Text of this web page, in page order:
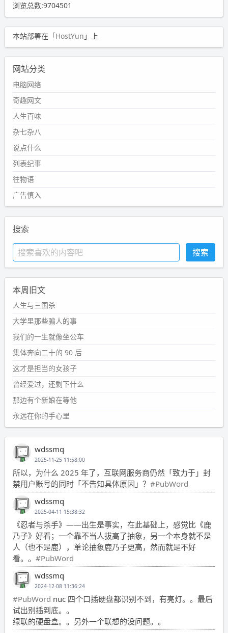
浏览总数:9704501
本站部署在「HostYun 」上
网站分类
电脑网络
奇趣网文
人生百味
杂七杂八
说点什么
列表纪事
往物语
广告慎入
搜索
本周旧文
人生与三国杀
大学里那些骗人的事
我们的一生就像坐公车
集体奔向二十的 90 后
这才是担当的女孩子
曾经爱过，还剩下什么
那边有个新娘在等他
永远在你的手心里
wdssmq
2025-11-25 11:58:00
所以，为什么 2025 年了，互联网服务商仍然「致力于」封
禁用户账号的同时「不告知具体原因」？ #PubWord
wdssmq
2025-04-11 15:38:32
《忍者与杀手》——出生是事实，在此基础上，感觉比《鹿
乃子》好看；一个靠不当人拔高了抽象，另一个本身就不是
人（也不是鹿），单论抽象鹿乃子更高，然而就是不好
看。。 #PubWord
wdssmq
2024-12-08 11:36:24
#PubWord nuc 四个口插硬盘都识别不到，有亮灯。。最后
试出别插到底。。
绿联的硬盘盒。。另外一个联想的没问题。。